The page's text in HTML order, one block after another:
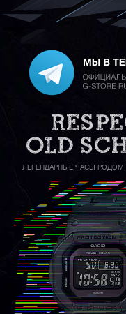
ЛЕГЕНДАРНЫЕ ЧАСЫ РОДОМ